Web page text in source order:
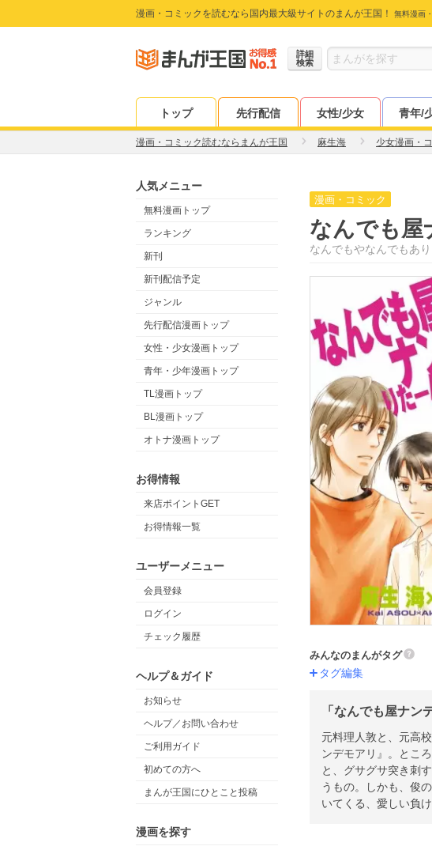
漫画・コミックを読むなら国内最大級サイトのまんが王国！ 無料漫画
詳細
検索
トップ 先行配信 女性/少女 青年/
漫画・コミック読むならまんが王国 麻生海 少女漫画・
人気メニュー
無料漫画トップ
ランキング
新刊
新刊配信予定
ジャンル
先行配信漫画トップ
女性・少女漫画トップ
青年・少年漫画トップ
TL漫画トップ
BL漫画トップ
オトナ漫画トップ
お得情報
来店ポイントGET
お得情報一覧
ユーザーメニュー
会員登録
ログイン
チェック履歴
ヘルプ＆ガイド
お知らせ
ヘルプ／お問い合わせ
ご利用ガイド
初めての方へ
まんが王国にひとこと投稿
漫画を探す
漫画・コミック
なんでも屋
なんでもやなんでもあ
みんなのまんがタグ
タグ編集
「なんでも屋ナン
元料理人敦と、元高
ンデモアリ』。とこ
と、グサグサ突き刺
うもの。しかも、俊
いてくる、愛しい負